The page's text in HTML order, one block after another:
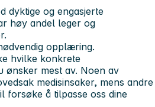
dyktige og engasjerte
høy andel leger og
opplæring.
hvilke konkrete
ønsker mest av. Noen av
medisinsaker, mens andre
forsøke å tilpasse oss dine